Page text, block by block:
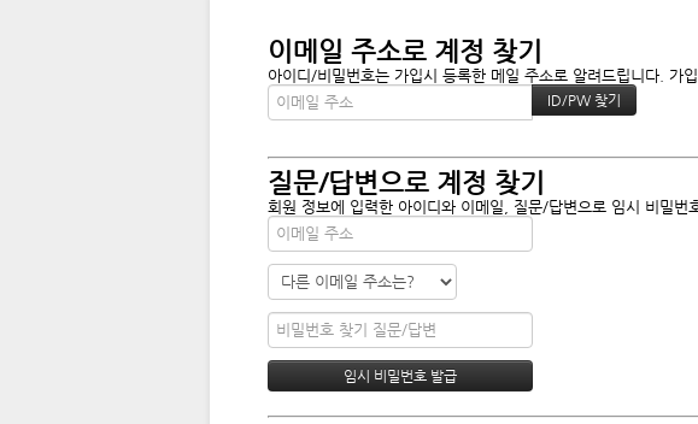
이메일 주소로 계정 찾기
아이디/비밀번호는 가입시 등록한 메일 주소로 알려드립니다.
질문/답변으로 계정 찾기
회원 정보에 입력한 아이디와 이메일, 질문/답변으로 임시 비밀번